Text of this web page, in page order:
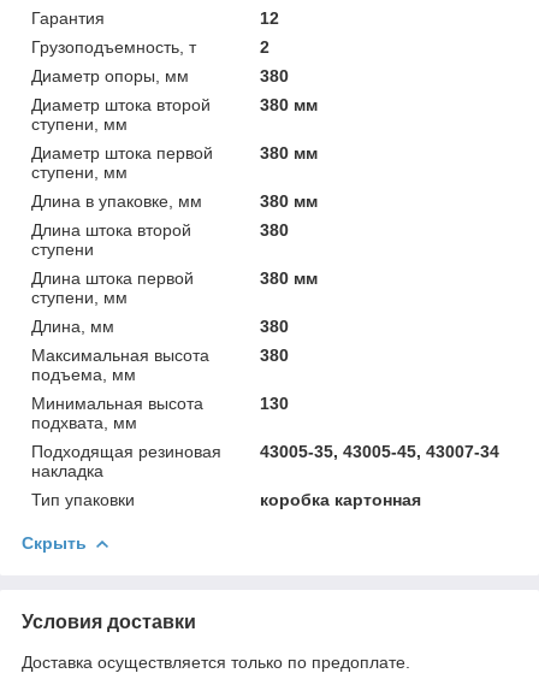
Гарантия
12
Грузоподъемность, т
2
Диаметр опоры, мм
380
Диаметр штока второй
ступени, мм
380 мм
Диаметр штока первой
ступени, мм
380 мм
Длина в упаковке, мм
380 мм
Длина штока второй
ступени
380
Длина штока первой
ступени, мм
380 мм
Длина, мм
380
Максимальная высота
подъема, мм
380
Минимальная высота
подхвата, мм
130
Подходящая резиновая
накладка
43005-35, 43005-45, 43007-34
Тип упаковки коробка картонная
Скрыть
Условия доставки
Доставка осуществляется только по предоплате.